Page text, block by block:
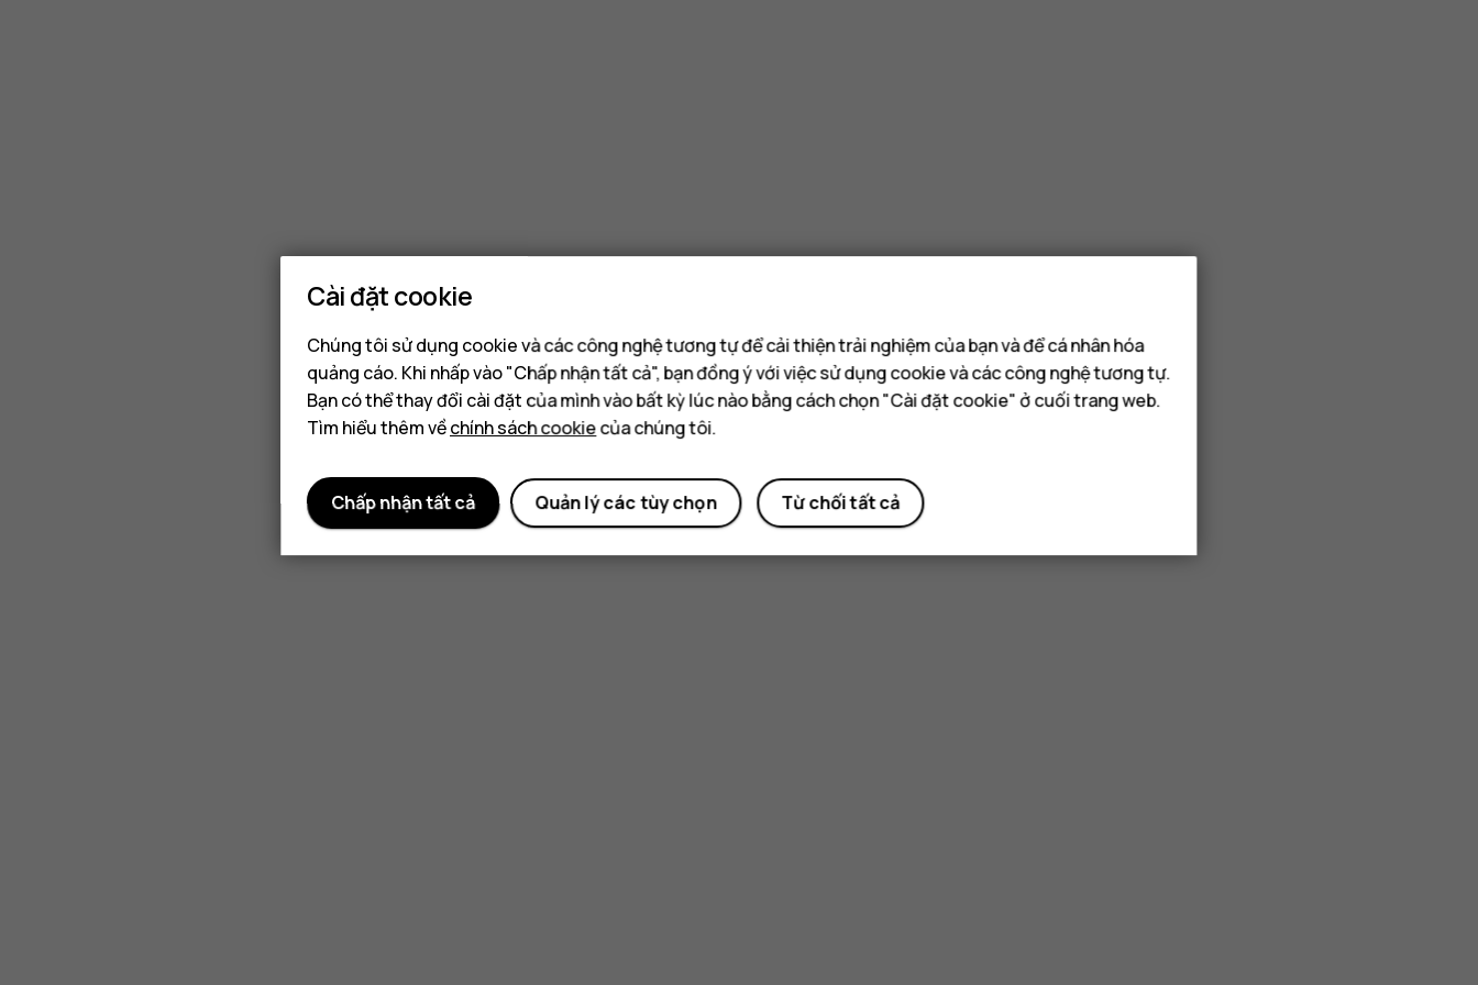
Cài đặt cookie
Chúng tôi sử dụng cookie và các công nghệ tương tự để cải thiện trải nghiệm của bạn và để cá nhân hóa
quảng cáo. Khi nhấp vào "Chấp nhận tất cả", bạn đồng ý với việc sử dụng cookie và các công nghệ tương tự.
Bạn có thể thay đổi cài đặt của mình vào bất kỳ lúc nào bằng cách chọn "Cài đặt cookie" ở cuối trang web.
Tìm hiểu thêm vềchính sách cookiecủa chúng tôi.
Từ chối tất cả
Quản lý các tùy chọn
Chấp nhận tất cả